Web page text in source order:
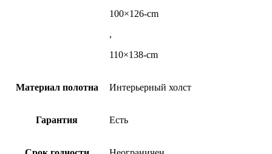
100×126-cm
,
110×138-cm
Материал полотна Интерьерный холст
Гарантия Есть